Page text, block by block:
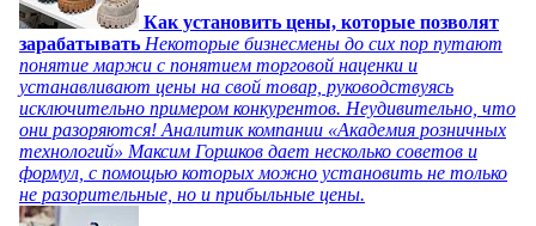
Как установить цены, которые позволят
зарабатывать Некоторые бизнесмены до сих пор путают
понятие маржи с понятием торговой наценки и
устанавливают цены на свой товар, руководствуясь
исключительно примером конкурентов. Неудивительно, что
они разоряются! Аналитик компании «Академия розничных
технологий» Максим Горшков дает несколько советов и
формул, с помощью которых можно установить не только
не разорительные, но и прибыльные цены.